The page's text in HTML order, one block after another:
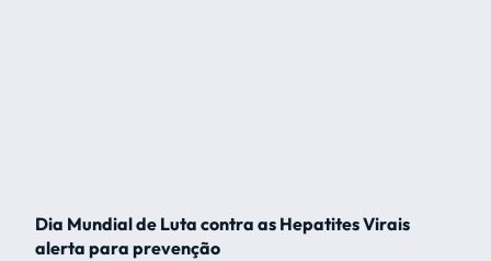
Dia Mundial de Luta contra as Hepatites Virais
alerta para prevenção